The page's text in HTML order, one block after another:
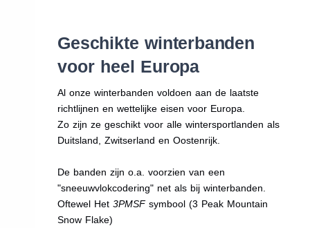
Geschikte winterbanden
voor heel Europa
Al onze winterbanden voldoen aan de laatste
richtlijnen en wettelijke eisen voor Europa.
Zo zijn ze geschikt voor alle wintersportlanden als
Duitsland, Zwitserland en Oostenrijk.
De banden zijn o.a. voorzien van een
"sneeuwvlokcodering" net als bij winterbanden.
Oftewel Het3PMSFsymbool (3 Peak Mountain
Snow Flake)